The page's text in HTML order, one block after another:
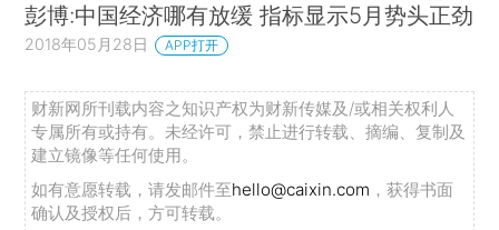
彭博:中国经济哪有放缓 指标显示5月势头正劲
2018年05月28日 APP打开
财新网所刊载内容之知识产权为财新传媒及/或相关权利人
专属所有或持有。未经许可，禁止进行转载、摘编、复制及
建立镜像等任何使用。
如有意愿转载，请发邮件至hello@caixin.com ，获得书面
确认及授权后，方可转载。